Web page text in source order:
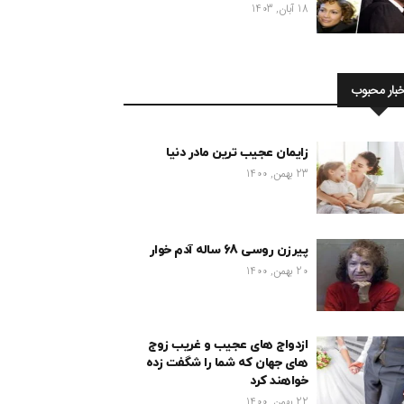
18 آبان, 1403
محبوب
زایمان عجیب ترین مادر دنیا
23 بهمن, 1400
پیرزن روسی 68 ساله آدم خوار
20 بهمن, 1400
ازدواج های عجیب و غریب زوج
های جهان که شما را شگفت زده
خواهند کرد